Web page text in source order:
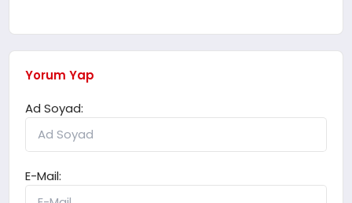
Yorum Yap
Ad Soyad:
E-Mail: